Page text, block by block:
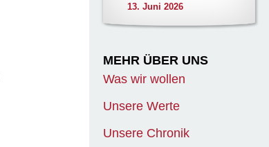
13. Juni 2026
MEHR ÜBER UNS
Was wir wollen
Unsere Werte
Unsere Chronik